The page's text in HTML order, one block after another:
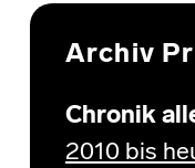
Archiv
Chronik
2010 bis